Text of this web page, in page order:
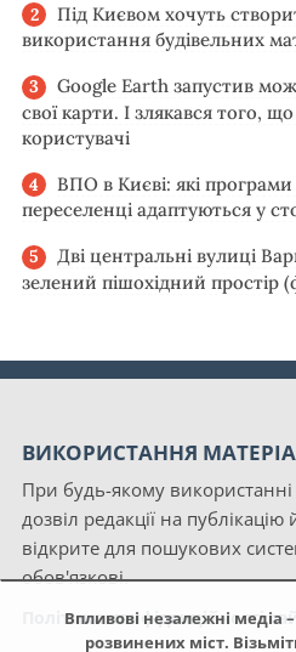
Впливові незалежні медіа
розвинених міст.
Під Києвом хочуть
використання будівельних
Google Earth запустив
свої карти. І злякався того,
користувачі
ВПО в Києві: які
переселенці адаптуються у
Дві центральні вулиці
зелений пішохідний простір
ВИКОРИСТАННЯ
При будь-якому
дозвіл редакції на
відкрите для пошукових
обов'язкові.
Політика конфіденційності